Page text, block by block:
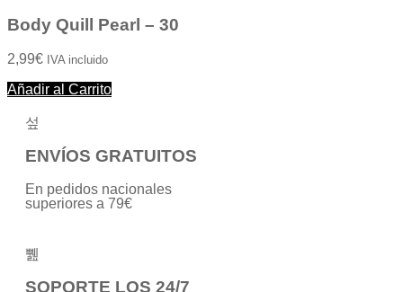
5
Body Quill Pearl – 30
2,99€ IVA incluido
Añadir al Carrito
ENVÍOS GRATUITOS
En pedidos nacionales
superiores a 79€
SOPORTE LOS 24/7